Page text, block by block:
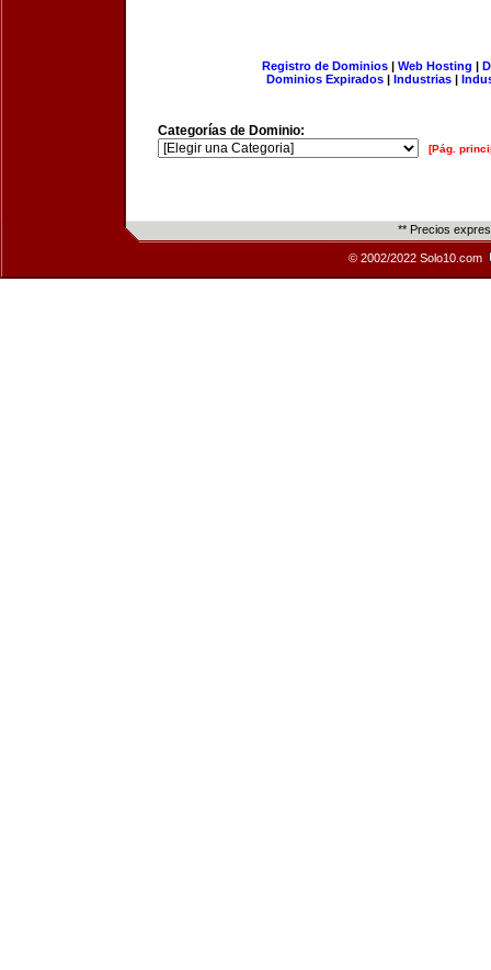
Registro de Dominios| Web Hosting |
Dominios Expirados | Industrias |
Categorías de Dominio:
[Pág.
** Precios
© 2002/2022 Solo10.com